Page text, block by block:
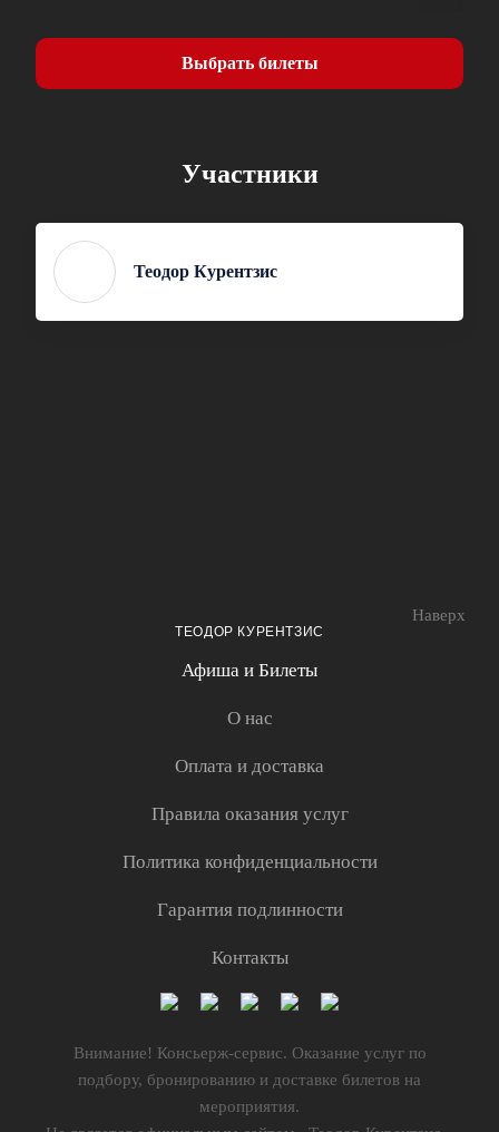
Выбрать билеты
Участники
Теодор Курентзис
Наверх
ТЕОДОР КУРЕНТЗИС
Афиша и Билеты
О нас
Оплата и доставка
Правила оказания услуг
Политика конфиденциальности
Гарантия подлинности
Контакты
Внимание! Консьерж-сервис. Оказание услуг по
подбору, бронированию и доставке билетов на
мероприятия.